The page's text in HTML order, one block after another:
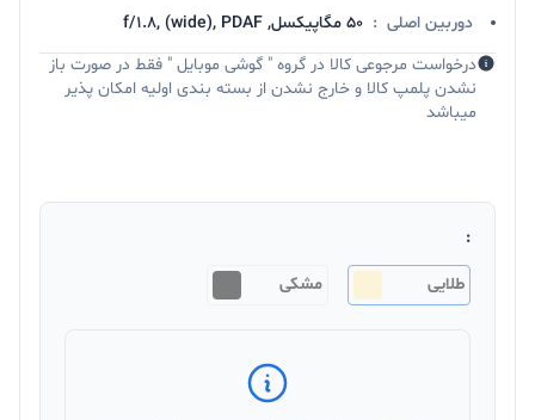
دوربین اصلی : 50 مگاپیکسل, f/1.8, (wide), PDAF
درخواست مرجوعی کالا در گروه " گوشی موبایل " فقط در صورت باز
نشدن پلمپ کالا و خارج نشدن از بسته بندی اولیه امکان پذیر
میباشد
:
طلایی مشکی